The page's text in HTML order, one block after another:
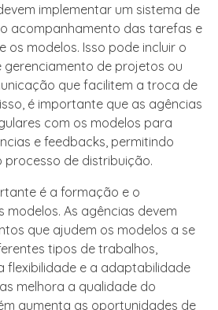
implementar um sistema de
acompanhamento das tarefas e
os modelos. Isso pode incluir o
de projetos ou
que facilitem a troca de
é importante que as agências
com os modelos para
e feedbacks, permitindo
processo de distribuição.
é a formação e o
modelos. As agências devem
que ajudem os modelos a se
tipos de trabalhos,
flexibilidade e a adaptabilidade
melhora a qualidade do
aumenta as oportunidades de